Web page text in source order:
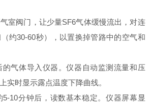
气室阀门，让少量SF6气体缓慢流出，对连
约30-60秒），以置换掉管路中的空气和
的气体导入仪器。仪器自动监测流量和压
实时显示露点温度下降曲线。
5-10分钟后，读数基本稳定。仪器屏幕显